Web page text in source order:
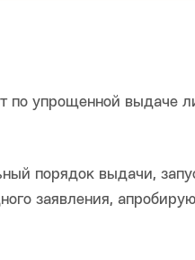
по упрощенной выдаче
порядок выдачи,
заявления,